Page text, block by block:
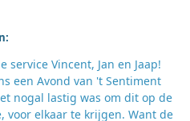
service Vincent, Jan en Jaap!
een Avond van 't Sentiment
nogal lastig was om dit op de
voor elkaar te krijgen. Want de